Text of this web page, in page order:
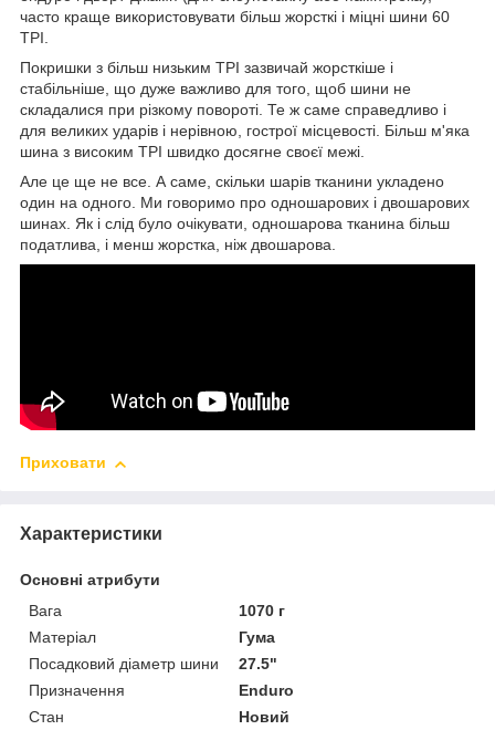
часто краще використовувати більш жорсткі і міцні шини 60
TPI.
Покришки з більш низьким TPI зазвичай жорсткіше і
стабільніше, що дуже важливо для того, щоб шини не
складалися при різкому повороті. Те ж саме справедливо і
для великих ударів і нерівною, гострої місцевості. Більш м'яка
шина з високим TPI швидко досягне своєї межі.
Але це ще не все. А саме, скільки шарів тканини укладено
один на одного. Ми говоримо про одношарових і двошарових
шинах. Як і слід було очікувати, одношарова тканина більш
податлива, і менш жорстка, ніж двошарова.
Приховати
Характеристики
Основні атрибути
Вага
1070 г
Матеріал
Гума
Посадковий діаметр шини
27.5"
Призначення
Enduro
Стан
Новий